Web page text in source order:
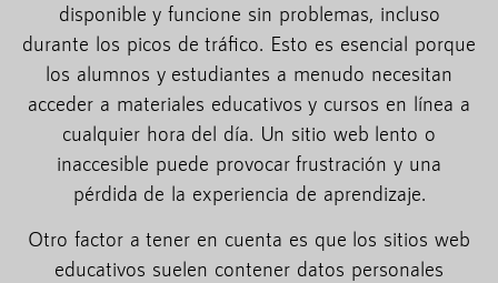
disponible y funcione sin problemas, incluso
durante los picos de tráfico. Esto es esencial porque
los alumnos y estudiantes a menudo necesitan
acceder a materiales educativos y cursos en línea a
cualquier hora del día. Un sitio web lento o
inaccesible puede provocar frustración y una
pérdida de la experiencia de aprendizaje.
Otro factor a tener en cuenta es que los sitios web
educativos suelen contener datos personales